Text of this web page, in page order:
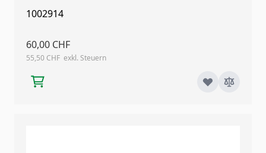
1002914
60,00 CHF
55,50 CHF